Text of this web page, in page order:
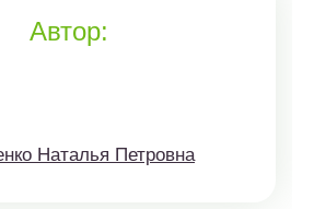
Автор:
Наталья Петровна